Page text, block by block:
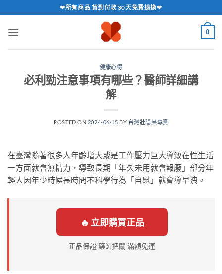
轉
❤所有商品 貨到付款 30天免費退換❤
0
健康心得
必利勁注意事項有哪些？醫師詳細講
解
POSTED ON 2024-06-15 BY 台灣壯陽藥專賣
在臺灣隨著很多人年齡增大或是工作壓力巨大導致在性生活
一方面就會無精力，導致長期「年久未用就會報廢」部分年
輕人因年少時候長時間不科學行為「自慰」就會導早洩。
🔥 立即購買正品
正品保證 藥師把關 滿額免運